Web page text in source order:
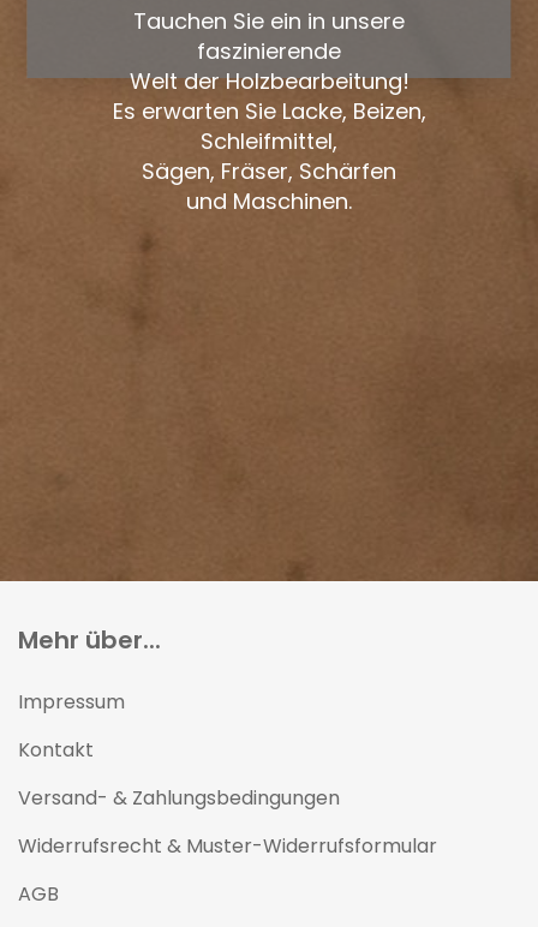
Tauchen Sie ein in unsere
faszinierende
Welt der Holzbearbeitung!
Es erwarten Sie Lacke, Beizen,
Schleifmittel,
Sägen, Fräser, Schärfen
und Maschinen.
Mehr über...
Impressum
Kontakt
Versand- & Zahlungsbedingungen
Widerrufsrecht & Muster-Widerrufsformular
AGB